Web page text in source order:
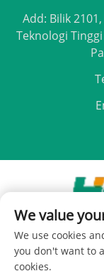
Add: Bilik
Teknologi
Hak
We value
We use cookies
you don't want to
cookies.